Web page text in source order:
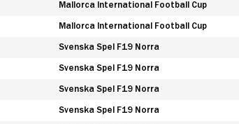
Mallorca International Football Cup
Mallorca International Football Cup
Svenska Spel F19 Norra
Svenska Spel F19 Norra
Svenska Spel F19 Norra
Svenska Spel F19 Norra